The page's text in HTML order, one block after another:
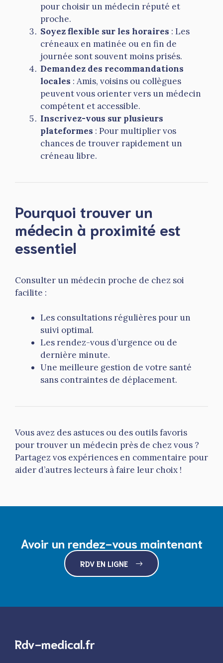
pour choisir un médecin réputé et
proche.
Soyez flexible sur les horaires : Les
créneaux en matinée ou en fin de
journée sont souvent moins prisés.
Demandez des recommandations
locales : Amis, voisins ou collègues
peuvent vous orienter vers un médecin
compétent et accessible.
Inscrivez-vous sur plusieurs
plateformes : Pour multiplier vos
chances de trouver rapidement un
créneau libre.
Pourquoi trouver un
médecin à proximité est
essentiel
Consulter un médecin proche de chez soi
facilite :
Les consultations régulières pour un
suivi optimal.
Les rendez-vous d’urgence ou de
dernière minute.
Une meilleure gestion de votre santé
sans contraintes de déplacement.
Vous avez des astuces ou des outils favoris
pour trouver un médecin près de chez vous ?
Partagez vos expériences en commentaire pour
aider d’autres lecteurs à faire leur choix !
Avoir un rendez-vous maintenant
RDV EN LIGNE
Rdv-medical.fr